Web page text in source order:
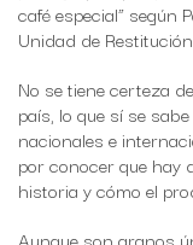
café especial” según
Unidad de
No se tiene certeza
país, lo que sí se
nacionales e
por conocer que hay
historia y cómo el
Aunque son granos